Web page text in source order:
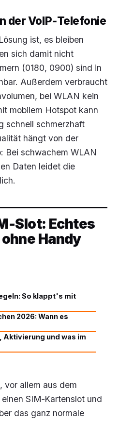
der VoIP‑Telefonie
ist, es bleiben
sich damit nicht
(0180, 0900) sind in
Außerdem verbraucht
bei WLAN kein
mobilem Hotspot kann
schnell schmerzhaft
hängt von der
Bei schwachem WLAN
Daten leidet die
Echtes
Handy
So klappt's mit
2026: Wann es
Aktivierung und was im
vor allem aus dem
SIM‑Kartenslot und
das ganz normale